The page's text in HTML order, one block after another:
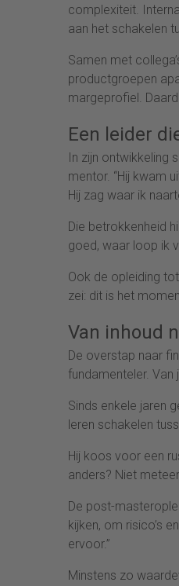
complexiteit.
aan het schakelen
Samen met
productgroepen
margeprofiel.
Een leider
In zijn ontwikkeling
mentor. “Hij kwam
Hij zag waar ik
Die betrokkenheid
goed, waar loop ik
Ook de opleiding
zei: dit is het
Van inhoud
De overstap naar
fundamenteler.
Sinds enkele jaren
leren schakelen
Hij koos voor een
anders? Niet
De post-
kijken, om risico’s
ervoor.”
Minstens zo